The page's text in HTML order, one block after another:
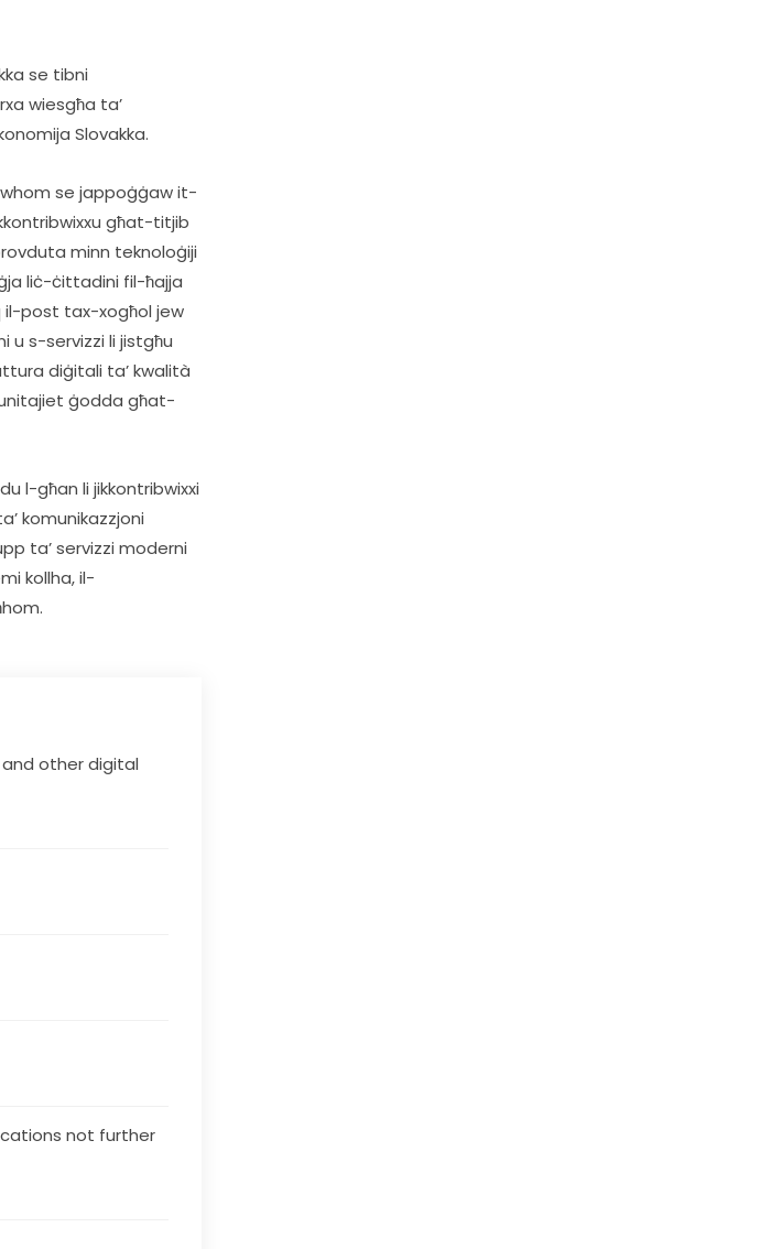
wiesgħa ta’
Slovakka.
se jappoġġaw it-
għat-titjib
minn teknoloġiji
liċ-ċittadini fil-ħajja
il-post tax-xogħol jew
u s-servizzi li jistgħu
diġitali ta’ kwalità
ġodda għat-
l-għan li jikkontribwixxi
komunikazzjoni
ta’ servizzi moderni
kollha, il-
and other digital
not further